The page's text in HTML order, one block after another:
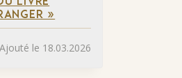
LIVRE
»
Ajouté le 18.03.2026